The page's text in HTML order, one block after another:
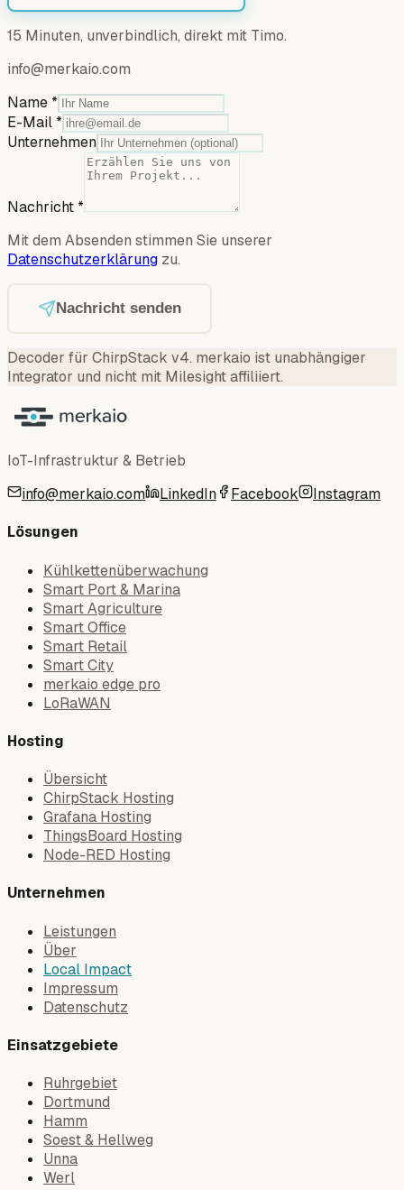
15 Minuten, unverbindlich, direkt mit Timo.
info@merkaio.com
Name *
E-Mail *
Unternehmen
Nachricht *
Mit dem Absenden stimmen Sie unserer
Datenschutzerklärung zu.
Nachricht senden
Decoder für ChirpStack v4. merkaio ist unabhängiger
Integrator und nicht mit Milesight affiliiert.
IoT-Infrastruktur & Betrieb
info@merkaio.com
LinkedIn Facebook Instagram
Lösungen
Kühlkettenüberwachung
Smart Port & Marina
Smart Agriculture
Smart Office
Smart Retail
Smart City
merkaio edge pro
LoRaWAN
Hosting
Übersicht
ChirpStack Hosting
Grafana Hosting
ThingsBoard Hosting
Node-RED Hosting
Unternehmen
Leistungen
Über
Local Impact
Impressum
Datenschutz
Einsatzgebiete
Ruhrgebiet
Dortmund
Hamm
Soest & Hellweg
Unna
Werl